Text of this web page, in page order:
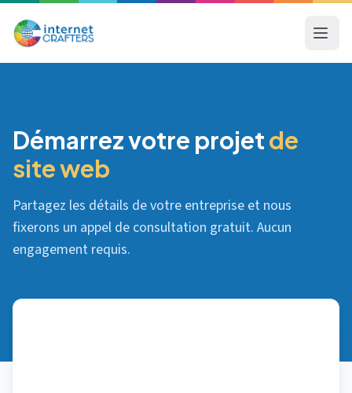
Démarrez votre projetde
site web
Partagez les détails de votre entreprise et nous
fixerons un appel de consultation gratuit. Aucun
engagement requis.